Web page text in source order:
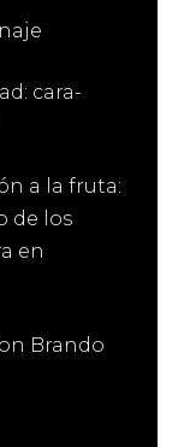
cara-
a la fruta:
de los
en